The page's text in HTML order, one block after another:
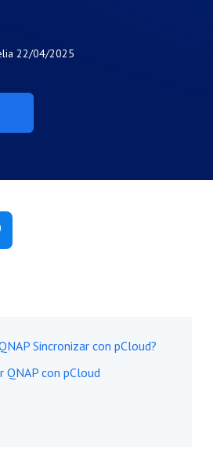
22/04/2025
Sincronizar con pCloud?
QNAP con pCloud